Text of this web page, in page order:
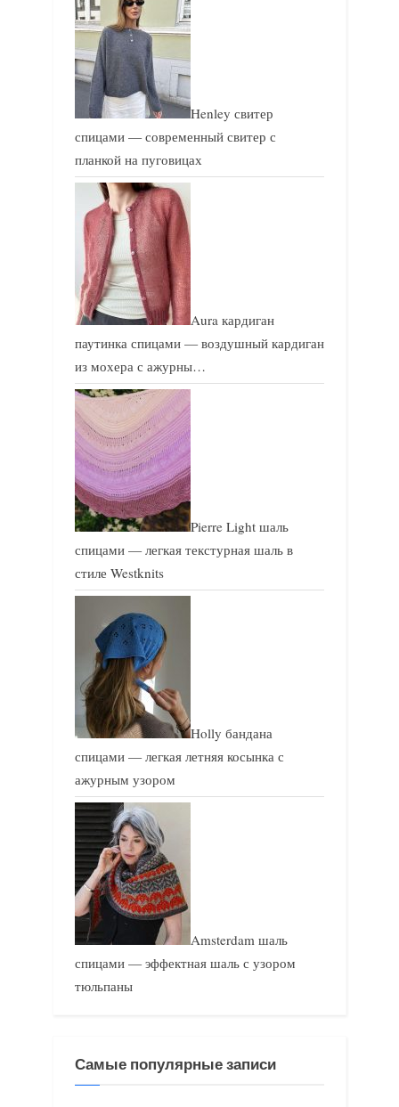
Henley свитер
спицами — современный свитер с
планкой на пуговицах
Aura кардиган
паутинка спицами — воздушный кардиган
из мохера с ажурны…
Pierre Light шаль
спицами — легкая текстурная шаль в
стиле Westknits
Holly бандана
спицами — легкая летняя косынка с
ажурным узором
Amsterdam шаль
спицами — эффектная шаль с узором
тюльпаны
Самые популярные записи